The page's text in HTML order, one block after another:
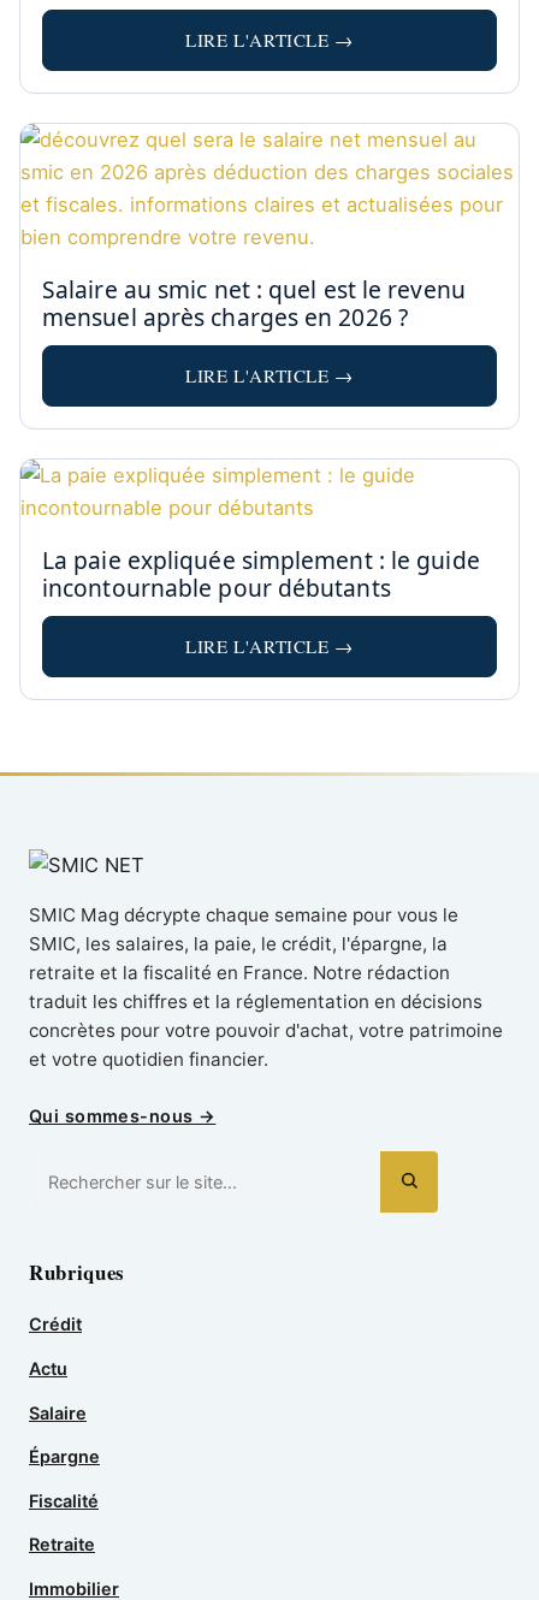
LIRE L'ARTICLE →
Salaire au smic net : quel est le revenu
mensuel après charges en 2026 ?
LIRE L'ARTICLE →
La paie expliquée simplement : le guide
incontournable pour débutants
LIRE L'ARTICLE →
SMIC Mag décrypte chaque semaine pour vous le
SMIC, les salaires, la paie, le crédit, l'épargne, la
retraite et la fiscalité en France. Notre rédaction
traduit les chiffres et la réglementation en décisions
concrètes pour votre pouvoir d'achat, votre patrimoine
et votre quotidien financier.
Qui sommes-nous →
Rubriques
Crédit
Actu
Salaire
Épargne
Fiscalité
Retraite
Immobilier